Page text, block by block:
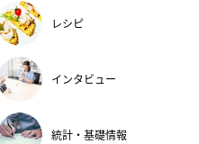
レシピ
インタビュー
統計・基礎情報